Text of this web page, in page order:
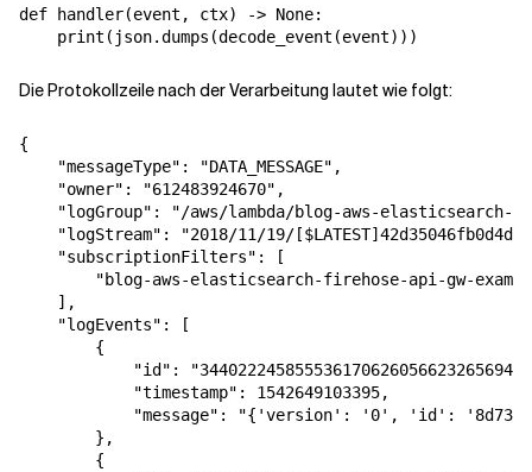
def handler(event, ctx) -> None:
Die Protokollzeile nach der Verarbeitung lautet wie folgt:
{
    "messageType": "DATA_MESSAGE",
    "owner": "612483924670",
"logGroup": "/aws/lambda/blog-aws-elasticsearch-
"logStream": "2018/11/19/
    "subscriptionFilters": [
"blog-aws-elasticsearch-firehose-api-gw-
    ],
    "logEvents": [
        {
"id":
            "timestamp": 1542649103395,
"message": "{'version': '0', 'id':
        },
        {